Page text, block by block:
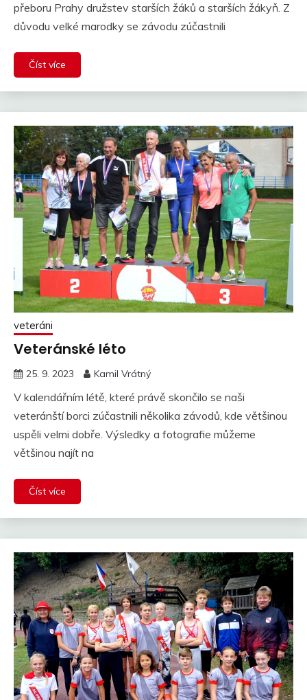
přeboru Prahy družstev starších žáků a starších žákyň. Z
důvodu velké marodky se závodu zúčastnili
Číst více
veteráni
Veteránské léto
25. 9. 2023 Kamil Vrátný
V kalendářním létě, které právě skončilo se naši
veteránští borci zúčastnili několika závodů, kde většinou
uspěli velmi dobře. Výsledky a fotografie můžeme
většinou najít na
Číst více